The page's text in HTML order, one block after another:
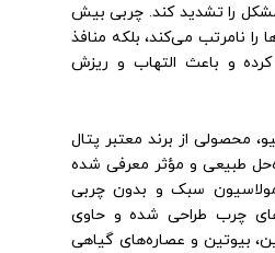
را تشدید کند. چربی بیش
را نامرتب می‌کند، بلکه منافذ
کرده و باعث التهاب و ریزش
محصولی از برند معتبر پتال
طبیعی و مؤثر معرفی شده
سبک و بدون چربی
چرب طراحی شده و حاوی
بیوتین و عصاره‌های گیاهی